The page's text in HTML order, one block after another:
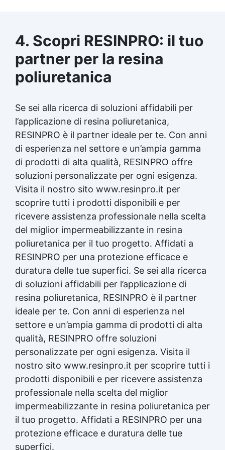
manipolazione di prodotti chimici. Le misure
specifiche possono variare a seconda del
grado di diluizione, del metodo di
applicazione o dell'uso. Installare docce di
emergenza e stazioni lavaocchi nelle aree di
Protezione respiratoria Maschera auto-
filtrante per gas e vapori conforme a EN
405:2002+A1:2010. Sostituire la maschera
non appena si percepiscono odori o sapori. In
assenza di segnali olfattivi, utilizzare
dispositivi isolanti. C. Protezione delle mani
Guanti protettivi conformi a EN ISO
21420:2020 e EN ISO 374-1:2016+A1:2018.
Testare i guanti prima dell'uso, poiché la
resistenza può variare a seconda dei
materiali del prodotto. Sostituire i guanti ai
primi segni di deterioramento. D. Protezione
degli occhi e del viso Occhiali panoramici
contro schizzi, conformi a EN 166:2002 e EN
ISO 4007:2018. Pulire e disinfettare
regolarmente. Utilizzare in caso di rischio di
proiezioni del prodotto. E. Protezione del
corpo Abbigliamento da lavoro conforme a
EN ISO 6529:2013, EN ISO 13688:2013 ed EN
464:1994. Calzature antiscivolo conformi a
EN ISO 20347:2022 ed EN ISO 20345:2022.
Sostituire indumenti o scarpe ai primi segni
di deterioramento. Componente B A. Misure
generali Utilizzare DPI con marcatura CE. Le
raccomandazioni si riferiscono al prodotto
puro; in caso di diluizione, adattare le misure
in base all'uso. Installare docce di
emergenza e stazioni lavaocchi nelle aree di
stoccaggio, in conformità alla normativa
locale. B. Protezione respiratoria Maschera
auto-filtrante per gas e vapori conforme a
EN 405:2002+A1:2010. Sostituire la
maschera ai primi segni di odore o sapore. In
4. Scopri RESINPRO: il tuo
partner per la resina
poliuretanica
Se sei alla ricerca di soluzioni affidabili per
l’applicazione di resina poliuretanica,
RESINPRO è il partner ideale per te. Con anni
di esperienza nel settore e un’ampia gamma
di prodotti di alta qualità, RESINPRO offre
soluzioni personalizzate per ogni esigenza.
Visita il nostro sito www.resinpro.it per
scoprire tutti i prodotti disponibili e per
ricevere assistenza professionale nella scelta
del miglior impermeabilizzante in resina
poliuretanica per il tuo progetto. Affidati a
RESINPRO per una protezione efficace e
duratura delle tue superfici. Se sei alla ricerca
di soluzioni affidabili per l’applicazione di
resina poliuretanica, RESINPRO è il partner
ideale per te. Con anni di esperienza nel
settore e un’ampia gamma di prodotti di alta
qualità, RESINPRO offre soluzioni
personalizzate per ogni esigenza. Visita il
nostro sito www.resinpro.it per scoprire tutti i
prodotti disponibili e per ricevere assistenza
professionale nella scelta del miglior
impermeabilizzante in resina poliuretanica per
il tuo progetto. Affidati a RESINPRO per una
protezione efficace e duratura delle tue
superfici.